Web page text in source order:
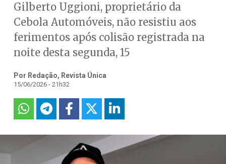
Gilberto Uggioni, proprietário da
Cebola Automóveis, não resistiu aos
ferimentos após colisão registrada na
noite desta segunda, 15
Por Redação, Revista Única
15/06/2026 - 21h32